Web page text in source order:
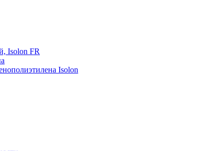
Isolon FR
Isolon